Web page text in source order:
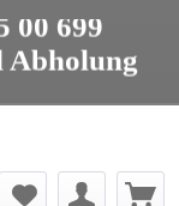
00 699
Zubehör
699